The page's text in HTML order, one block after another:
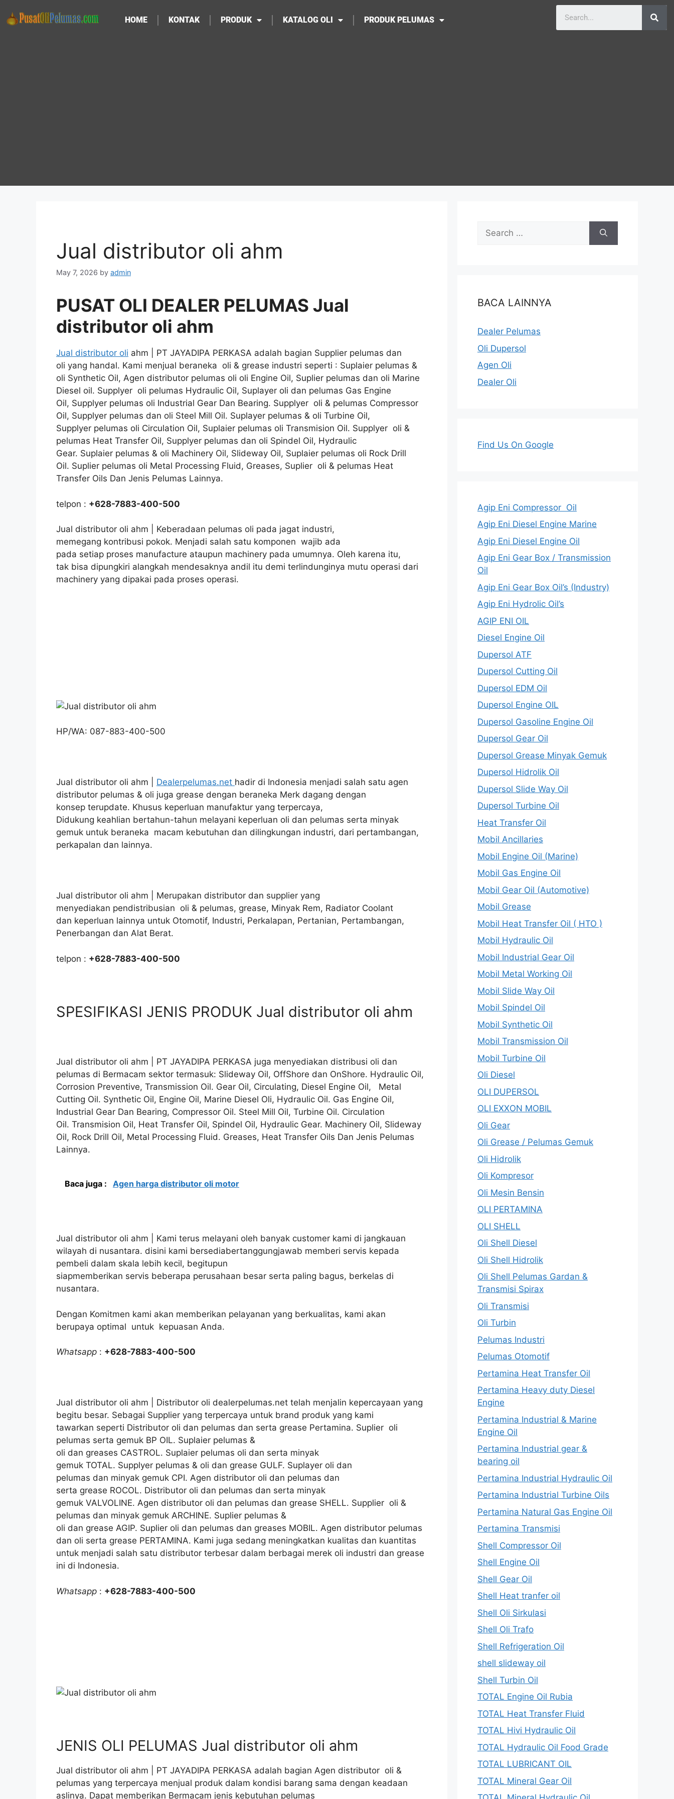
HOME KONTAK PRODUK KATALOG OLI PRODUK PELUMAS
Jual distributor oli ahm
May 7, 2026 by admin
PUSAT OLI DEALER PELUMAS Jual
distributor oli ahm
Jual distributor oli ahm | PT JAYADIPA PERKASA adalah bagian Supplier pelumas dan
oli yang handal. Kami menjual beraneka oli & grease industri seperti : Suplaier pelumas &
oli Synthetic Oil, Agen distributor pelumas oli oli Engine Oil, Suplier pelumas dan oli Marine
Diesel oil. Supplyer oli pelumas Hydraulic Oil, Suplayer oli dan pelumas Gas Engine
Oil, Supplyer pelumas oli Industrial Gear Dan Bearing. Supplyer oli & pelumas Compressor
Oil, Supplyer pelumas dan oli Steel Mill Oil. Suplayer pelumas & oli Turbine Oil,
Supplyer pelumas oli Circulation Oil, Suplaier pelumas oli Transmision Oil. Supplyer oli &
pelumas Heat Transfer Oil, Supplyer pelumas dan oli Spindel Oil, Hydraulic
Gear. Suplaier pelumas & oli Machinery Oil, Slideway Oil, Suplaier pelumas oli Rock Drill
Oil. Suplier pelumas oli Metal Processing Fluid, Greases, Suplier oli & pelumas Heat
Transfer Oils Dan Jenis Pelumas Lainnya.
telpon : +628-7883-400-500
Jual distributor oli ahm | Keberadaan pelumas oli pada jagat industri,
memegang kontribusi pokok. Menjadi salah satu komponen wajib ada
pada setiap proses manufacture ataupun machinery pada umumnya. Oleh karena itu,
tak bisa dipungkiri alangkah mendesaknya andil itu demi terlindunginya mutu operasi dari
machinery yang dipakai pada proses operasi.
HP/WA: 087-883-400-500
Jual distributor oli ahm | Dealerpelumas.net hadir di Indonesia menjadi salah satu agen
distributor pelumas & oli juga grease dengan beraneka Merk dagang dengan
konsep terupdate. Khusus keperluan manufaktur yang terpercaya,
Didukung keahlian bertahun-tahun melayani keperluan oli dan pelumas serta minyak
gemuk untuk beraneka macam kebutuhan dan dilingkungan industri, dari pertambangan,
perkapalan dan lainnya.
Jual distributor oli ahm | Merupakan distributor dan supplier yang
menyediakan pendistribusian oli & pelumas, grease, Minyak Rem, Radiator Coolant
dan keperluan lainnya untuk Otomotif, Industri, Perkalapan, Pertanian, Pertambangan,
Penerbangan dan Alat Berat.
telpon : +628-7883-400-500
SPESIFIKASI JENIS PRODUK Jual distributor oli ahm
Jual distributor oli ahm | PT JAYADIPA PERKASA juga menyediakan distribusi oli dan
pelumas di Bermacam sektor termasuk: Slideway Oil, OffShore dan OnShore. Hydraulic Oil,
Corrosion Preventive, Transmission Oil. Gear Oil, Circulating, Diesel Engine Oil, Metal
Cutting Oil. Synthetic Oil, Engine Oil, Marine Diesel Oli, Hydraulic Oil. Gas Engine Oil,
Industrial Gear Dan Bearing, Compressor Oil. Steel Mill Oil, Turbine Oil. Circulation
Oil. Transmision Oil, Heat Transfer Oil, Spindel Oil, Hydraulic Gear. Machinery Oil, Slideway
Oil, Rock Drill Oil, Metal Processing Fluid. Greases, Heat Transfer Oils Dan Jenis Pelumas
Lainnya.
Baca juga : Agen harga distributor oli motor
Jual distributor oli ahm | Kami terus melayani oleh banyak customer kami di jangkauan
wilayah di nusantara. disini kami bersediabertanggungjawab memberi servis kepada
pembeli dalam skala lebih kecil, begitupun
siapmemberikan servis beberapa perusahaan besar serta paling bagus, berkelas di
nusantara.
Dengan Komitmen kami akan memberikan pelayanan yang berkualitas, kami akan
berupaya optimal untuk kepuasan Anda.
Whatsapp : +628-7883-400-500
Jual distributor oli ahm | Distributor oli dealerpelumas.net telah menjalin kepercayaan yang
begitu besar. Sebagai Supplier yang terpercaya untuk brand produk yang kami
tawarkan seperti Distributor oli dan pelumas dan serta grease Pertamina. Suplier oli
pelumas serta gemuk BP OIL. Suplaier pelumas &
oli dan greases CASTROL. Suplaier pelumas oli dan serta minyak
gemuk TOTAL. Supplyer pelumas & oli dan grease GULF. Suplayer oli dan
pelumas dan minyak gemuk CPI. Agen distributor oli dan pelumas dan
serta grease ROCOL. Distributor oli dan pelumas dan serta minyak
gemuk VALVOLINE. Agen distributor oli dan pelumas dan grease SHELL. Supplier oli &
pelumas dan minyak gemuk ARCHINE. Suplier pelumas &
oli dan grease AGIP. Suplier oli dan pelumas dan greases MOBIL. Agen distributor pelumas
dan oli serta grease PERTAMINA. Kami juga sedang meningkatkan kualitas dan kuantitas
untuk menjadi salah satu distributor terbesar dalam berbagai merek oli industri dan grease
ini di Indonesia.
Whatsapp : +628-7883-400-500
JENIS OLI PELUMAS Jual distributor oli ahm
Jual distributor oli ahm | PT JAYADIPA PERKASA adalah bagian Agen distributor oli &
pelumas yang terpercaya menjual produk dalam kondisi barang sama dengan keadaan
aslinya. Dapat memberikan Bermacam jenis kebutuhan pelumas
BACA LAINNYA
Dealer Pelumas
Oli Dupersol
Agen Oli
Dealer Oli
Find Us On Google
Agip Eni Compressor Oil
Agip Eni Diesel Engine Marine
Agip Eni Diesel Engine Oil
Agip Eni Gear Box / Transmission
Oil
Agip Eni Gear Box Oil’s (Industry)
Agip Eni Hydrolic Oil’s
AGIP ENI OIL
Diesel Engine Oil
Dupersol ATF
Dupersol Cutting Oil
Dupersol EDM Oil
Dupersol Engine OIL
Dupersol Gasoline Engine Oil
Dupersol Gear Oil
Dupersol Grease Minyak Gemuk
Dupersol Hidrolik Oil
Dupersol Slide Way Oil
Dupersol Turbine Oil
Heat Transfer Oil
Mobil Ancillaries
Mobil Engine Oil (Marine)
Mobil Gas Engine Oil
Mobil Gear Oil (Automotive)
Mobil Grease
Mobil Heat Transfer Oil ( HTO )
Mobil Hydraulic Oil
Mobil Industrial Gear Oil
Mobil Metal Working Oil
Mobil Slide Way Oil
Mobil Spindel Oil
Mobil Synthetic Oil
Mobil Transmission Oil
Mobil Turbine Oil
Oli Diesel
OLI DUPERSOL
OLI EXXON MOBIL
Oli Gear
Oli Grease / Pelumas Gemuk
Oli Hidrolik
Oli Kompresor
Oli Mesin Bensin
OLI PERTAMINA
OLI SHELL
Oli Shell Diesel
Oli Shell Hidrolik
Oli Shell Pelumas Gardan &
Transmisi Spirax
Oli Transmisi
Oli Turbin
Pelumas Industri
Pelumas Otomotif
Pertamina Heat Transfer Oil
Pertamina Heavy duty Diesel
Engine
Pertamina Industrial & Marine
Engine Oil
Pertamina Industrial gear &
bearing oil
Pertamina Industrial Hydraulic Oil
Pertamina Industrial Turbine Oils
Pertamina Natural Gas Engine Oil
Pertamina Transmisi
Shell Compressor Oil
Shell Engine Oil
Shell Gear Oil
Shell Heat tranfer oil
Shell Oli Sirkulasi
Shell Oli Trafo
Shell Refrigeration Oil
shell slideway oil
Shell Turbin Oil
TOTAL Engine Oil Rubia
TOTAL Heat Transfer Fluid
TOTAL Hivi Hydraulic Oil
TOTAL Hydraulic Oil Food Grade
TOTAL LUBRICANT OIL
TOTAL Mineral Gear Oil